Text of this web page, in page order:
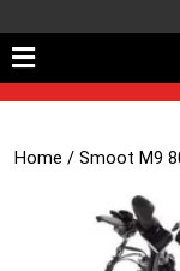
Home / Smoot M9